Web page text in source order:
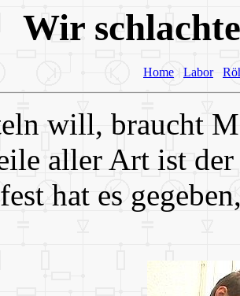
Wir
Home Labor
will, braucht
aller Art ist der
hat es